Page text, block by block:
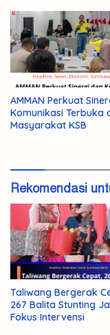
AMMAN Perkuat
Komunikasi Terbuka
Masyarakat KSB
Rekomendasi
Taliwang Bergerak
267 Balita Stunting
Fokus Intervensi